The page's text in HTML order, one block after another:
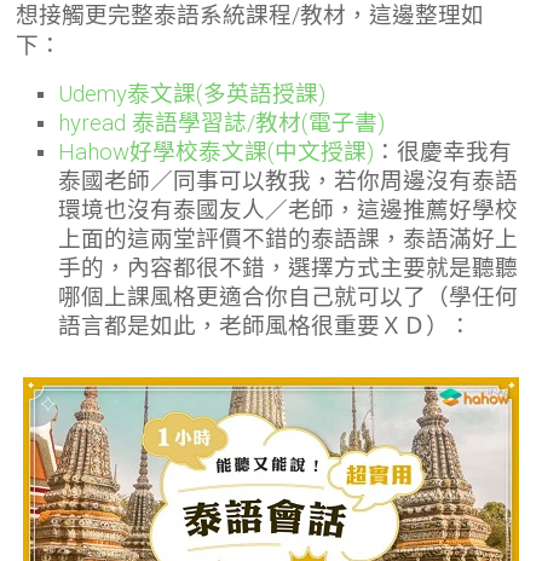
想接觸更完整泰語系統課程/教材，這邊整理如
下：
Udemy泰文課(多英語授課)
hyread 泰語學習誌/教材(電子書)
Hahow好學校泰文課(中文授課) ：很慶幸我有
泰國老師／同事可以教我，若你周邊沒有泰語
環境也沒有泰國友人／老師，這邊推薦好學校
上面的這兩堂評價不錯的泰語課，泰語滿好上
手的，內容都很不錯，選擇方式主要就是聽聽
哪個上課風格更適合你自己就可以了（學任何
語言都是如此，老師風格很重要ＸＤ）：